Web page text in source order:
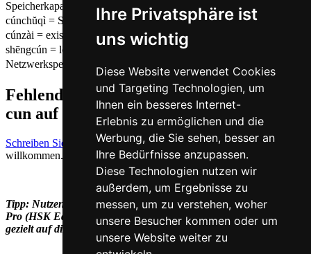
Ihre Privatsphäre ist
uns wichtig
Diese Website verwendet Cookies
und Targeting Technologien, um
Ihnen ein besseres Internet-
Erlebnis zu ermöglichen und die
Werbung, die Sie sehen, besser an
Ihre Bedürfnisse anzupassen.
Diese Technologien nutzen wir
außerdem, um Ergebnisse zu
messen, um zu verstehen, woher
unsere Besucher kommen oder um
unsere Website weiter zu
Speicherkapazität ),
存储卡 ( cúnchŭkă = Speicherkarte ),
cúnchŭqì = Speicher ), 存款 ( cúnkuăn = Spareinlagen ), 存在
cúnzài = existieren ),
内存( nèicún = Arbeitsspeicher ),
shēngcún = leben ),
网络存储
( wăngluòcúnchŭ =
Netzwerkspeicher ),
Fehlende oder falsche Übersetzung für
cun auf Deutsch melden
Schreiben Sie uns!
Ihr Feedback und konstruktive Kritik sind stets
willkommen.
Tipp: Nutzen Sie unseren Chinesisch-Vokabeltrainer Han Trainer
Pro (HSK Edition) zurHSK Vorbereitungund bereiten Sie sich
gezielt auf diese Prüfung vor.